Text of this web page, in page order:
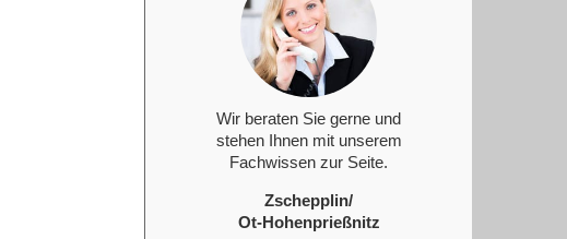
Wir beraten Sie gerne und
stehen Ihnen mit unserem
Fachwissen zur Seite.
Zschepplin/
Ot-Hohenprießnitz